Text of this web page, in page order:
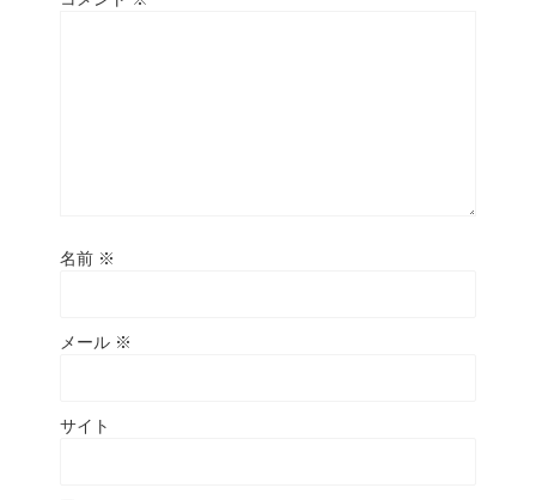
名前 ※
メール ※
サイト